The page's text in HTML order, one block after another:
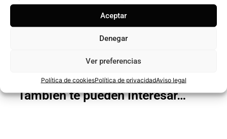
Aceptar
Denegar
Ver preferencias
Política de cookiesPolítica de privacidadAviso legal
También te pueden interesar…